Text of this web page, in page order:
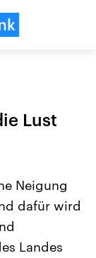
Lust
Neigung
dafür wird
Landes